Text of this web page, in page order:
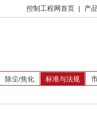
控制工程网首页 | 产
除尘/焦化 标准与法规